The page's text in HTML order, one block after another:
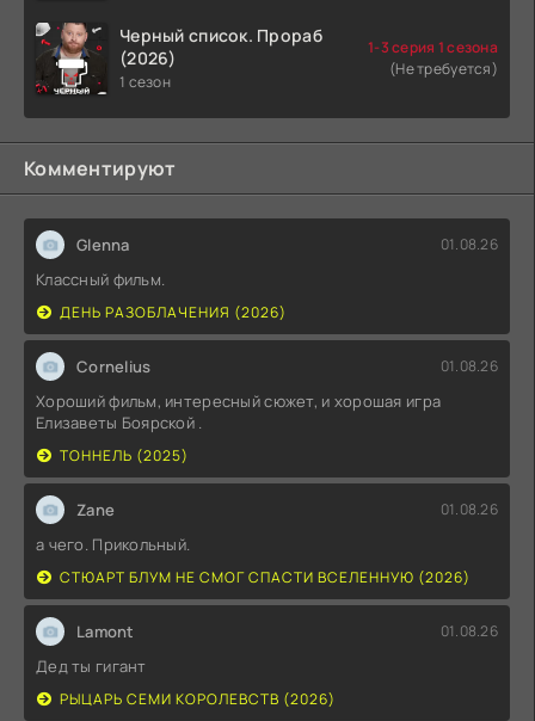
Черный список. Прораб
(2026)
1 сезон
1-3 серия 1 сезона
(Не требуется)
Комментируют
Glenna 01.08.26
Классный фильм.
ДЕНЬ РАЗОБЛАЧЕНИЯ (2026)
Cornelius 01.08.26
Хороший фильм, интересный сюжет, и хорошая игра
Елизаветы Боярской .
ТОННЕЛЬ (2025)
Zane 01.08.26
а чего. Прикольный.
СТЮАРТ БЛУМ НЕ СМОГ СПАСТИ ВСЕЛЕННУЮ (2026)
Lamont 01.08.26
Дед ты гигант
РЫЦАРЬ СЕМИ КОРОЛЕВСТВ (2026)